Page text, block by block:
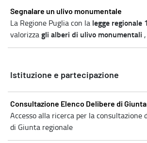
Segnalare un ulivo monumentale
La Regione Puglia con la legge regionale
valorizzagli alberi di ulivo monumentali
Istituzione e partecipazione
Consultazione Elenco Delibere di Giunta
Accesso alla ricerca per la consultazione
di Giunta regionale